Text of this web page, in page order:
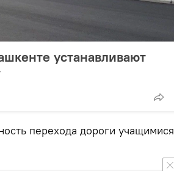
устанавливают
перехода дороги учащимися